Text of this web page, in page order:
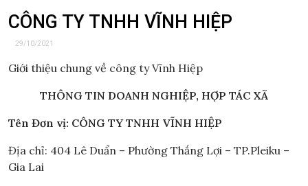
CÔNG TY TNHH VĨNH HIỆP
29/10/2021
Giới thiệu chung về công ty Vĩnh Hiệp
THÔNG TIN DOANH NGHIỆP, HỢP TÁC XÃ
Tên Đơn vị: CÔNG TY TNHH VĨNH HIỆP
Địa chỉ: 404 Lê Duẩn – Phường Thắng Lợi – TP.Pleiku –
Gia Lai